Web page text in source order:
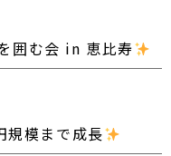
囲む会 in 恵比寿
模まで成長